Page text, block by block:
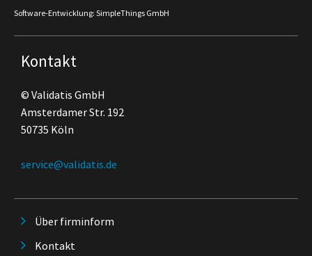
Software-Entwicklung: SimpleThings GmbH
Kontakt
© Validatis GmbH
Amsterdamer Str. 192
50735 Köln
service@validatis.de
Über firminform
Kontakt